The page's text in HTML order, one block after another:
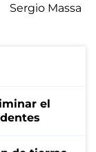
Sergio Massa
el